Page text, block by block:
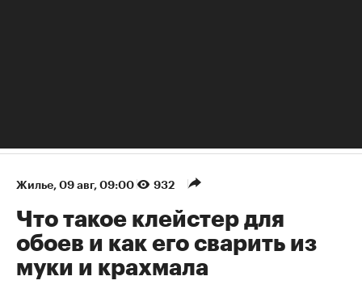
Жилье 09 авг, 09:00 932
Что такое клейстер для
обоев и как его сварить из
муки и крахмала